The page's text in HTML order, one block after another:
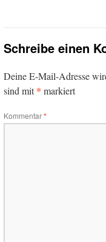
Schreibe einen
Deine E-Mail-Adresse
sind mit* markiert
Kommentar*